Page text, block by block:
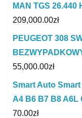
MAN TGS 26.440
209,000.00zł
PEUGEOT 308
55,000.00zł
Smart Auto
A4 B6 B7 B8 A6L
70.00zł